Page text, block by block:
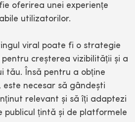
oferirea unei experiențe
utilizatorilor.
viral poate fi o strategie
creșterea vizibilității și a
tău. Însă pentru a obține
este necesar să gândești
relevant și să îți adaptezi
publicul țintă și de platformele